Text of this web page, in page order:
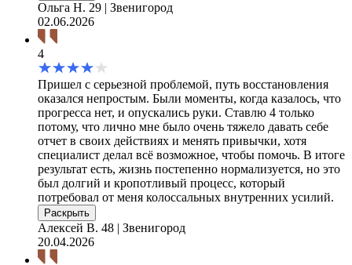
Ольга Н. 29 | Звенигород
02.06.2026
4
Пришел с серьезной проблемой, путь восстановления
оказался непростым. Были моменты, когда казалось, что
прогресса нет, и опускались руки. Ставлю 4 только
потому, что лично мне было очень тяжело давать себе
отчет в своих действиях и менять привычки, хотя
специалист делал всё возможное, чтобы помочь. В итоге
результат есть, жизнь постепенно нормализуется, но это
был долгий и кропотливый процесс, который
потребовал от меня колоссальных внутренних усилий.
Раскрыть
Алексей В. 48 | Звенигород
20.04.2026